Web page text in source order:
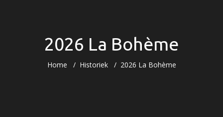
2026 La Bohème
Home Historiek 2026 La Bohème